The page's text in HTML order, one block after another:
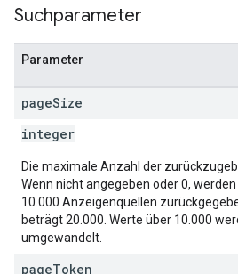
Suchparameter
Parameter
pageSize
integer
Die maximale Anzahl der
Wenn nicht angegeben oder 0, werden
10.000 Anzeigenquellen
beträgt 20.000. Werte über 10.000
umgewandelt.
pageToken